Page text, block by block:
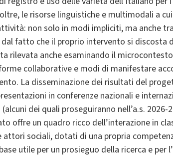
le risorse linguistiche e multimodali a
non solo in modi impliciti, ma anche
fatto che il proprio intervento si discosta
rilevata anche esaminando il
collaborative e modi di manifestare
La disseminazione dei risultati del
in conferenze nazionali e
dei quali proseguiranno nell’a.s.
offre un quadro ricco dell’interazione in
attori sociali, dotati di una propria
utile per un prosieguo della ricerca e per